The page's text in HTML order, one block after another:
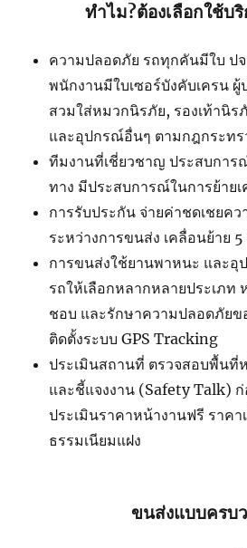
ทำไม?ต้องเลือกใช้บริ
ความปลอดภัย รถทุกคันมีใบ ป
พนักงานมีใบเซอร์บังคับเครน
สวมใส่หมวกนิรภัย, รองเท้านิร
และอุปกรณ์อื่นๆ ตามกฎกระทร
ทีมงานที่เชี่ยวชาญ ประสบกา
ทาง มีประสบการณ์ในการย้ายเ
การรับประกัน จ่ายค่าชดเชยค
ระหว่างการขนส่ง เคลื่อนย้าย
การขนส่งใช้ยานพาหนะ และ
รถให้เลือกหลากหลายประเภท
ชอบ และรักษาความปลอดภัย
ติดตั้งระบบ GPS Tracking
ประเมินสถานที่ ตรวจสอบพื้นที่
และชี้แจงงาน (Safety Talk) ก่
ประเมินราคาหน้างานฟรี ราคา
ธรรมเนียมแฝง
ขนส่งแบบครบ